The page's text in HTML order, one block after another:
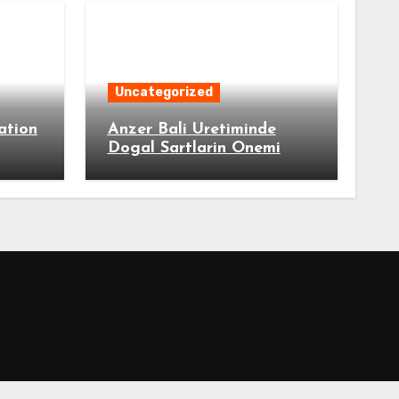
Uncategorized
Anzer Bali Uretiminde
Dogal Sartlarin Onemi